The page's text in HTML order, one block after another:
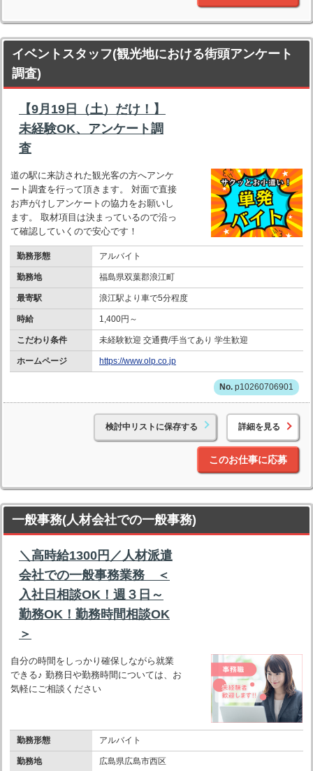
イベントスタッフ(観光地における街頭アンケート
調査)
【9月19日（土）だけ！】
未経験OK、アンケート調
査
道の駅に来訪された観光客の方へアンケ
ート調査を行って頂きます。 対面で直接
お声がけしアンケートの協力をお願いし
ます。 取材項目は決まっているので沿っ
て確認していくので安心です！
勤務形態 アルバイト
勤務地 福島県双葉郡浪江町
最寄駅 浪江駅より車で5分程度
時給 1,400円～
こだわり条件 未経験歓迎 交通費/手当てあり 学生歓迎
ホームページ https://www.olp.co.jp
p10260706901
検討中リストに保存する 詳細を見る
このお仕事に応募
一般事務(人材会社での一般事務)
＼高時給1300円／人材派遣
会社での一般事務業務 ＜
入社日相談OK！週３日～
勤務OK！勤務時間相談OK
＞
自分の時間をしっかり確保しながら就業
できる♪ 勤務日や勤務時間については、お
気軽にご相談ください
勤務形態 アルバイト
勤務地 広島県広島市西区